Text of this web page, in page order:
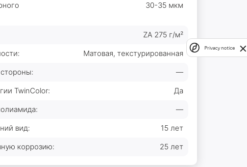
30-35 мкм
ZA 275 г/м²
Матовая, текстурированная
—
TwinColor:
Да
—
вид:
15 лет
коррозию:
25 лет
Privacy notice